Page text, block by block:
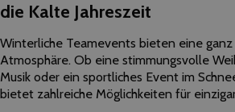
die Kalte Jahreszeit
Winterliche Teamevents bieten eine
Atmosphäre. Ob eine stimmungsvolle
Musik oder ein sportliches Event im
bietet zahlreiche Möglichkeiten für